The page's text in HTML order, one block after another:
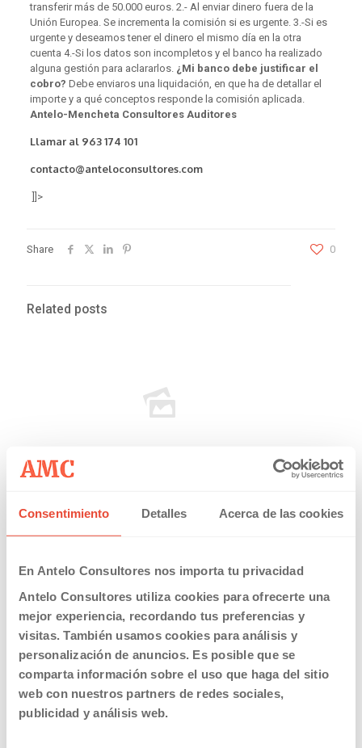
Consentimiento Detalles Acerca de las cookies
En Antelo Consultores nos importa tu privacidad
Antelo Consultores utiliza cookies para ofrecerte una
mejor experiencia, recordando tus preferencias y
visitas. También usamos cookies para análisis y
personalización de anuncios. Es posible que se
comparta información sobre el uso que haga del sitio
web con nuestros partners de redes sociales,
publicidad y análisis web.
transferir más de 50.000 euros. 2.- Al enviar dinero fuera de la
Unión Europea. Se incrementa la comisión si es urgente. 3.-Si es
urgente y deseamos tener el dinero el mismo día en la otra
cuenta 4.-Si los datos son incompletos y el banco ha realizado
alguna gestión para aclararlos. ¿Mi banco debe justificar el
cobro? Debe enviaros una liquidación, en que ha de detallar el
importe y a qué conceptos responde la comisión aplicada.
Antelo-Mencheta Consultores Auditores
Llamar al 963 174 101
contacto@anteloconsultores.com
]]>
Share 0
Related posts
7 razones para ser más feliz con Antelo Consultores